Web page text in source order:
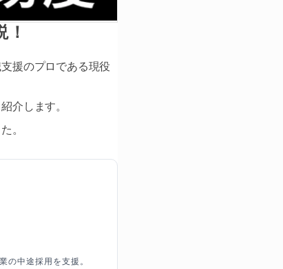
援のプロである現役
介します。
。
の中途採用を支援。